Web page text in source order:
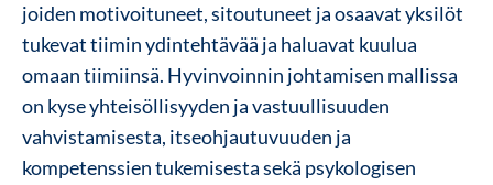
joiden motivoituneet, sitoutuneet ja osaavat yksilöt
tukevat tiimin ydintehtävää ja haluavat kuulua
omaan tiimiinsä. Hyvinvoinnin johtamisen mallissa
on kyse yhteisöllisyyden ja vastuullisuuden
vahvistamisesta, itseohjautuvuuden ja
kompetenssien tukemisesta sekä psykologisen